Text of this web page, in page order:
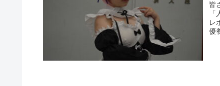
皆
レ
優